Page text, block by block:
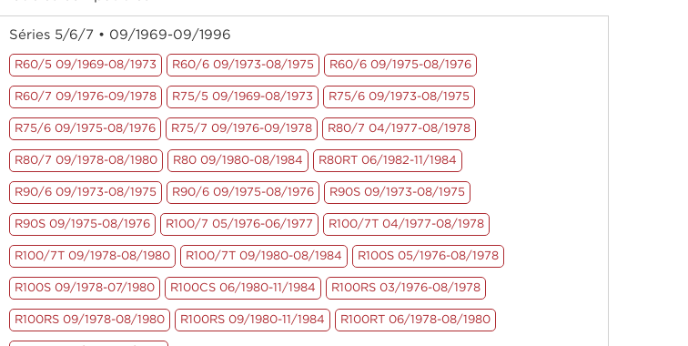
Séries 5/6/7 • 09/1969-09/1996
R60/5 09/1969-08/1973 R60/6 09/1973-08/1975 R60/6 09/1975-08/1976
R60/7 09/1976-09/1978 R75/5 09/1969-08/1973 R75/6 09/1973-08/1975
R75/6 09/1975-08/1976 R75/7 09/1976-09/1978 R80/7 04/1977-08/1978
R80/7 09/1978-08/1980 R80 09/1980-08/1984 R80RT 06/1982-11/1984
R90/6 09/1973-08/1975 R90/6 09/1975-08/1976 R90S 09/1973-08/1975
R90S 09/1975-08/1976 R100/7 05/1976-06/1977 R100/7T 04/1977-08/1978
R100/7T 09/1978-08/1980 R100/7T 09/1980-08/1984 R100S 05/1976-08/1978
R100S 09/1978-07/1980 R100CS 06/1980-11/1984 R100RS 03/1976-08/1978
R100RS 09/1978-08/1980 R100RS 09/1980-11/1984 R100RT 06/1978-08/1980